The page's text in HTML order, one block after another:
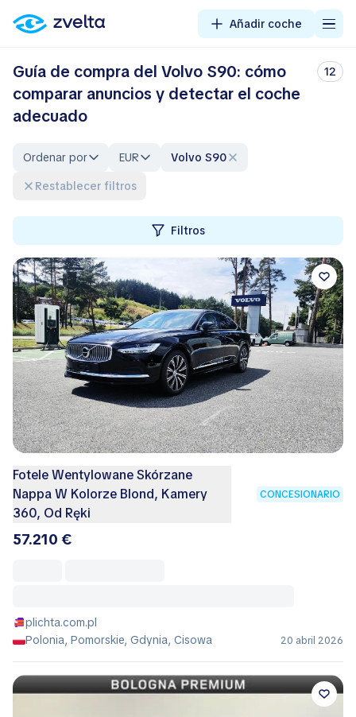
Añadir coche
Guía de compra del Volvo S90: cómo
comparar anuncios y detectar el coche
adecuado
12
Ordenar por EUR
Volvo S90
Restablecer filtros
Filtros
Fotele Wentylowane Skórzane
Nappa W Kolorze Blond, Kamery
360, Od Ręki
CONCESIONARIO
57.210 €
plichta.com.pl
Polonia, Pomorskie, Gdynia, Cisowa
20 abril 2026